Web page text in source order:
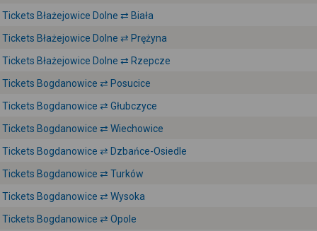
Tickets Błażejowice Dolne ⇄ Biała
Tickets Błażejowice Dolne ⇄ Prężyna
Tickets Błażejowice Dolne ⇄ Rzepcze
Tickets Bogdanowice ⇄ Posucice
Tickets Bogdanowice ⇄ Głubczyce
Tickets Bogdanowice ⇄ Wiechowice
Tickets Bogdanowice ⇄ Dzbańce-Osiedle
Tickets Bogdanowice ⇄ Turków
Tickets Bogdanowice ⇄ Wysoka
Tickets Bogdanowice ⇄ Opole